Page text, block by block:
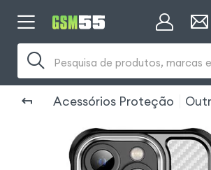
Pesquisa de produtos, marcas
Acessórios Proteção